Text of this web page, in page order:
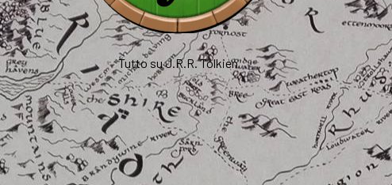
Tutto su J.R.R. Tolkien